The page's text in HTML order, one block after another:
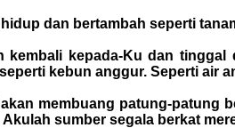
hidup dan bertambah seperti
kembali kepada-Ku dan
kebun anggur. Seperti air
akan membuang patung-
sumber segala berkat